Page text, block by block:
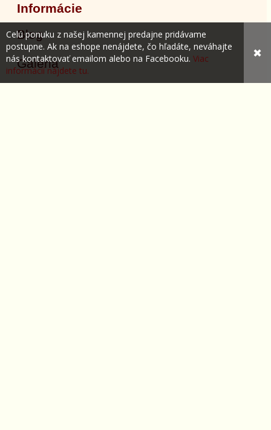
Informácie
Blog
Galéria
Celú ponuku z našej kamennej predajne pridávame
postupne. Ak na eshope nenájdete, čo hľadáte, neváhajte
nás kontaktovať emailom alebo na Facebooku. Viac
informácií nájdete tu.
✖